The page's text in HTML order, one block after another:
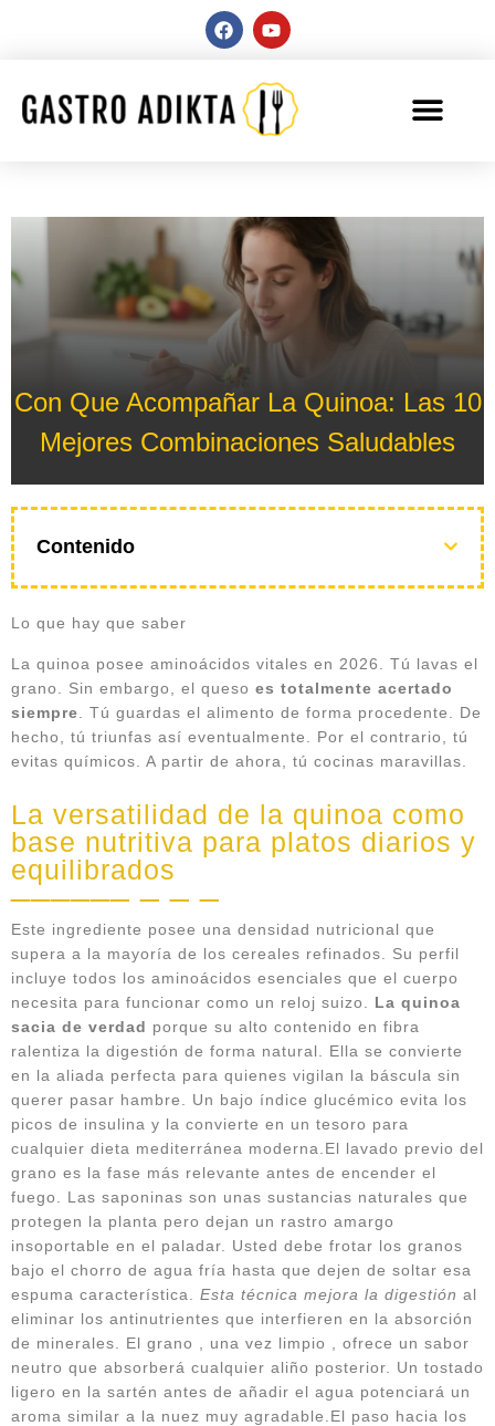
Con Que Acompañar La Quinoa: Las 10
Mejores Combinaciones Saludables
Contenido
Lo que hay que saber
La quinoa posee aminoácidos vitales en 2026. Tú lavas el
grano. Sin embargo, el queso es totalmente acertado
siempre . Tú guardas el alimento de forma procedente. De
hecho, tú triunfas así eventualmente. Por el contrario, tú
evitas químicos. A partir de ahora, tú cocinas maravillas.
La versatilidad de la quinoa como
base nutritiva para platos diarios y
equilibrados
Este ingrediente posee una densidad nutricional que
supera a la mayoría de los cereales refinados. Su perfil
incluye todos los aminoácidos esenciales que el cuerpo
necesita para funcionar como un reloj suizo. La quinoa
sacia de verdad porque su alto contenido en fibra
ralentiza la digestión de forma natural. Ella se convierte
en la aliada perfecta para quienes vigilan la báscula sin
querer pasar hambre. Un bajo índice glucémico evita los
picos de insulina y la convierte en un tesoro para
cualquier dieta mediterránea moderna.El lavado previo del
grano es la fase más relevante antes de encender el
fuego. Las saponinas son unas sustancias naturales que
protegen la planta pero dejan un rastro amargo
insoportable en el paladar. Usted debe frotar los granos
bajo el chorro de agua fría hasta que dejen de soltar esa
espuma característica. Esta técnica mejora la digestión al
eliminar los antinutrientes que interfieren en la absorción
de minerales. El grano , una vez limpio , ofrece un sabor
neutro que absorberá cualquier aliño posterior. Un tostado
ligero en la sartén antes de añadir el agua potenciará un
aroma similar a la nuez muy agradable.El paso hacia los